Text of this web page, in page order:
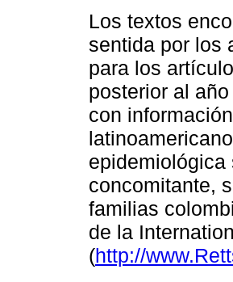
Los textos
sentida por los
para los
posterior al
con
epidemiológica
concomitante,
familias
de la
(http://